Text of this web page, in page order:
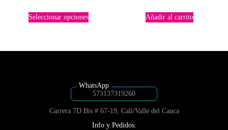
elegir
en
precios:
Seleccionar opcionesproducto
variantes.
pueden
elegir
en
la
Añadir al carrito
573137319260
Carrera 7D Bis # 67-19, Cali/Valle del Cauca
Info y Pedidos: